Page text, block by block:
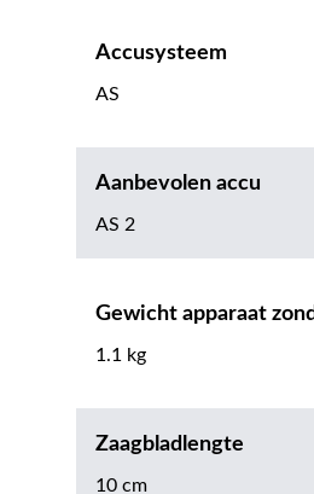
Accusysteem
AS
Aanbevolen accu
AS 2
Gewicht apparaat
1.1 kg
Zaagbladlengte
10 cm